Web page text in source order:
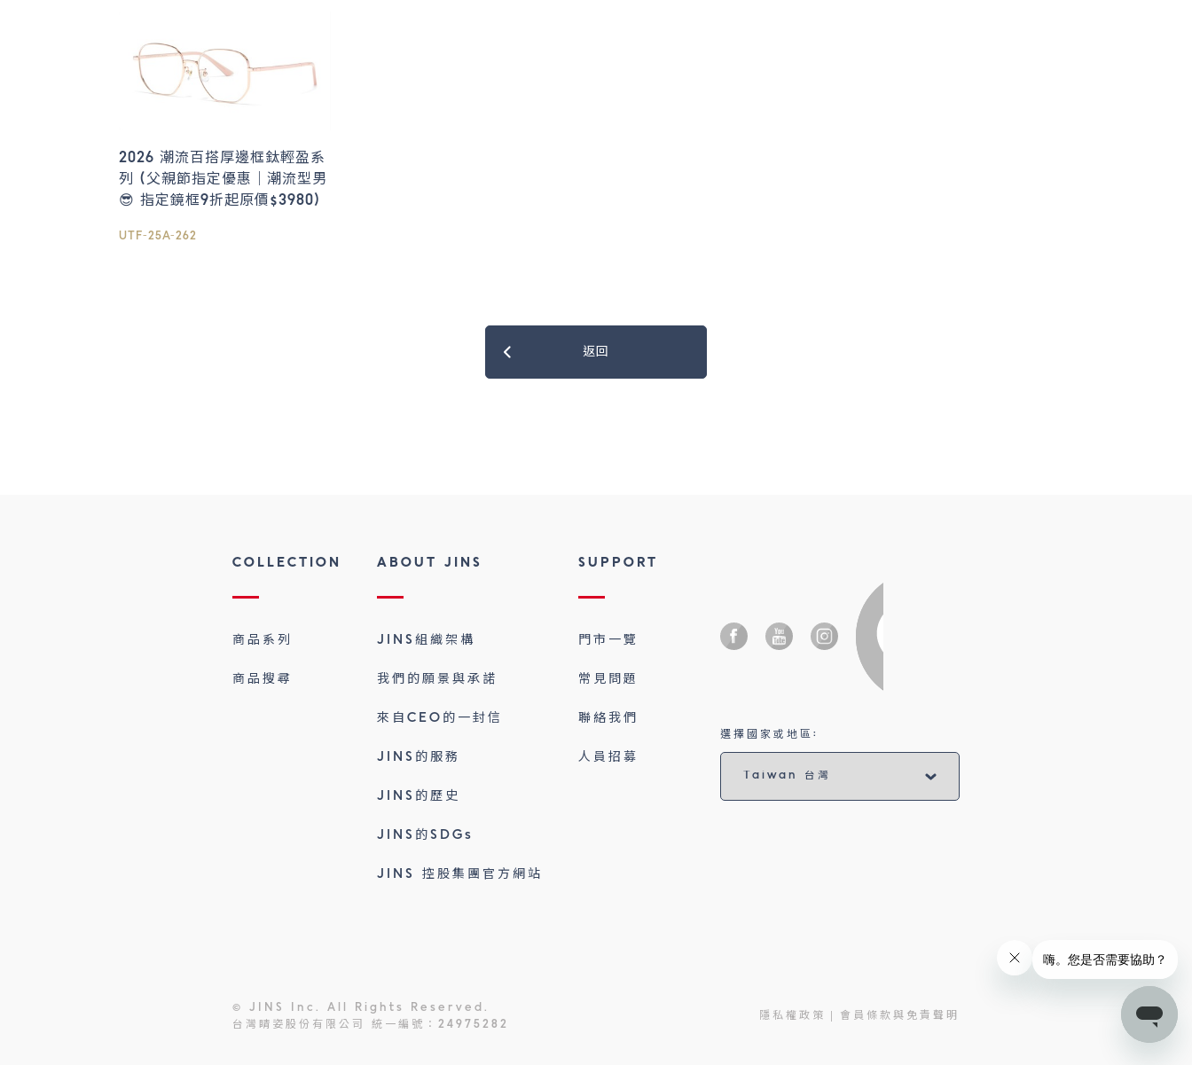
2026 潮流百搭厚邊框鈦輕盈系
列 (父親節指定優惠｜潮流型男
😎 指定鏡框9折起原價$3980)
UTF-25A-262
返回
COLLECTION
商品系列
商品搜尋
ABOUT JINS
JINS組織架構
我們的願景與承諾
來自CEO的一封信
JINS的服務
JINS的歷史
JINS的SDGs
JINS 控股集團官方網站
SUPPORT
門市一覽
常見問題
聯絡我們
人員招募
選擇國家或地區:
© JINS Inc. All Rights Reserved.
台灣睛姿股份有限公司 統一編號：24975282
隱私權政策 會員條款與免責聲明